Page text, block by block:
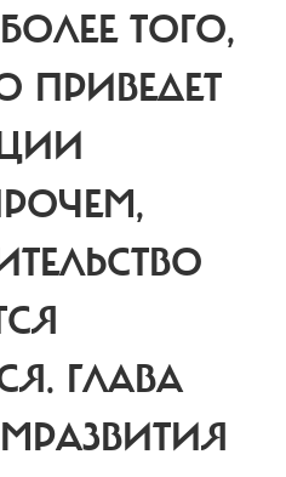
ТОГО,
ПРИВЕДЕТ
ГЛАВА